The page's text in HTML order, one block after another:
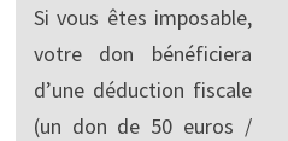
Si vous êtes imposable,
votre don bénéficiera
d’une déduction fiscale
(un don de 50 euros /